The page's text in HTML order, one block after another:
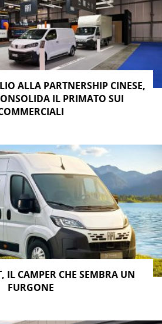
ALLA PARTNERSHIP CINESE,
IL PRIMATO SUI
IL CAMPER CHE SEMBRA UN
FURGONE